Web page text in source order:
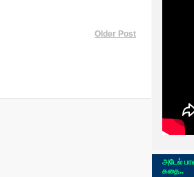
Older Post
அடேல்
கதை..